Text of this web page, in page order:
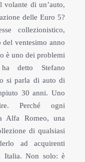
volante di un’auto,
delle Euro 5?
collezionistico,
ventesimo anno
è uno dei problemi
detto Stefano
si parla di auto di
30 anni. Uno
Perché ogni
Alfa Romeo, una
di qualsiasi
ad acquirenti
Italia. Non solo: è